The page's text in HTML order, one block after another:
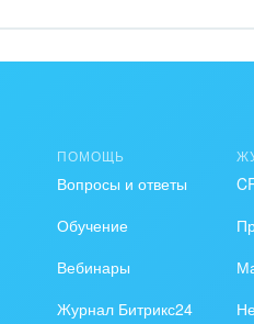
ПОМОЩЬ
Вопросы и ответы
Обучение
Вебинары
Журнал Битрикс24